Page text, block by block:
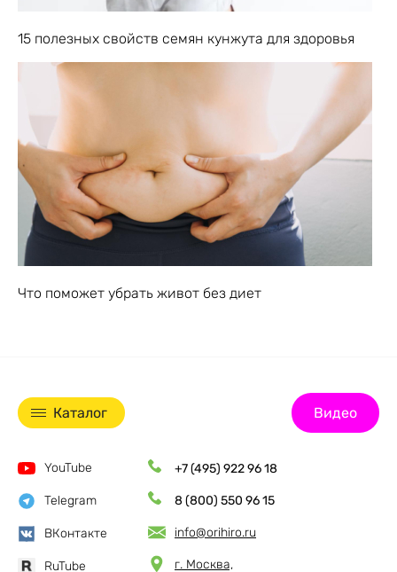
15 полезных свойств семян кунжута для здоровья
Что поможет убрать живот без диет
Каталог Видео
YouTube
Telegram
ВКонтакте
RuTube
+7 (495) 922 96 18
8 (800) 550 96 15
info@orihiro.ru
г. Москва,